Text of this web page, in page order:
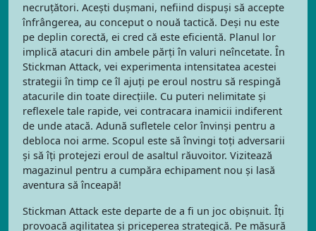
necruțători. Acești dușmani, nefiind dispuși să accepte
înfrângerea, au conceput o nouă tactică. Deși nu este
pe deplin corectă, ei cred că este eficientă. Planul lor
implică atacuri din ambele părți în valuri neîncetate. În
Stickman Attack, vei experimenta intensitatea acestei
strategii în timp ce îl ajuți pe eroul nostru să respingă
atacurile din toate direcțiile. Cu puteri nelimitate și
reflexele tale rapide, vei contracara inamicii indiferent
de unde atacă. Adună sufletele celor învinși pentru a
debloca noi arme. Scopul este să învingi toți adversarii
și să îți protejezi eroul de asaltul răuvoitor. Vizitează
magazinul pentru a cumpăra echipament nou și lasă
aventura să înceapă!
Stickman Attack este departe de a fi un joc obișnuit. Îți
provoacă agilitatea și priceperea strategică. Pe măsură